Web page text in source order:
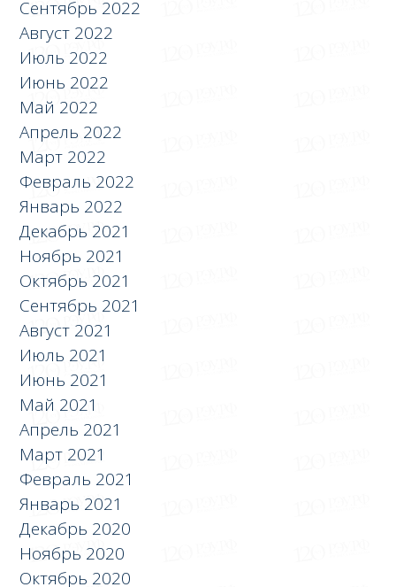
Сентябрь 2022
Август 2022
Июль 2022
Июнь 2022
Май 2022
Апрель 2022
Март 2022
Февраль 2022
Январь 2022
Декабрь 2021
Ноябрь 2021
Октябрь 2021
Сентябрь 2021
Август 2021
Июль 2021
Июнь 2021
Май 2021
Апрель 2021
Март 2021
Февраль 2021
Январь 2021
Декабрь 2020
Ноябрь 2020
Октябрь 2020